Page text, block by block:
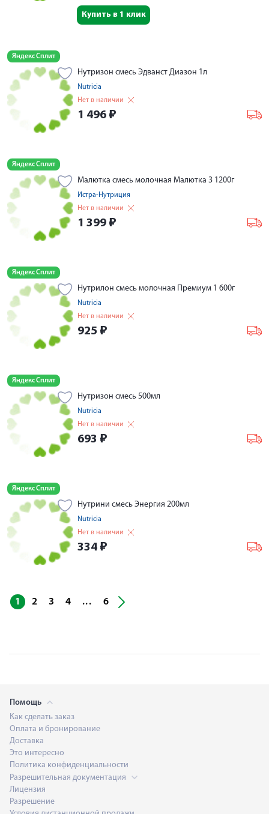
Купить в 1 клик
Яндекс Сплит
Нутризон смесь Эдванст Диазон 1л
Nutricia
Нет в наличии
1 496 ₽
Яндекс Сплит
Малютка смесь молочная Малюткa 3 1200г
Истра-Нутриция
Нет в наличии
1 399 ₽
Яндекс Сплит
Нутрилон смесь молочная Премиум 1 600г
Nutricia
Нет в наличии
925 ₽
Яндекс Сплит
Нутризон смесь 500мл
Nutricia
Нет в наличии
693 ₽
Яндекс Сплит
Нутрини смесь Энергия 200мл
Nutricia
Нет в наличии
334 ₽
1 2 3 4 ... 6
Помощь
Как сделать заказ
Оплата и бронирование
Доставка
Это интересно
Политика конфиденциальности
Разрешительная документация
Лицензия
Разрешение